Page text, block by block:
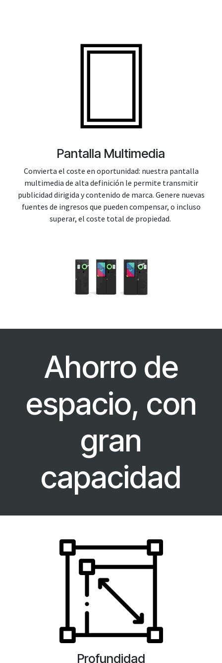
Pantalla Multimedia
Convierta el coste en oportunidad: nuestra pantalla
multimedia de alta definición le permite transmitir
publicidad dirigida y contenido de marca. Genere nuevas
fuentes de ingresos que pueden compensar, o incluso
superar, el coste total de propiedad.
Ahorro de
espacio, con
gran
capacidad
Profundidad